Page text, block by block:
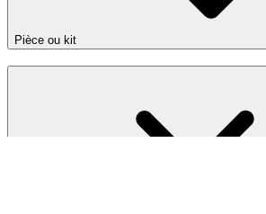
Pièce ou kit